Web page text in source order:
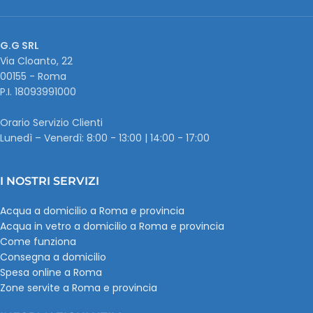
G.G SRL
Via Cloanto, 22
00155 - Roma
P.I. ‭18093991000
Orario Servizio Clienti
Lunedì – Venerdì: 8:00 - 13:00 | 14:00 - 17:00
I NOSTRI SERVIZI
Acqua a domicilio a Roma e provincia
Acqua in vetro a domicilio a Roma e provincia
Come funziona
Consegna a domicilio
Spesa online a Roma
Zone servite a Roma e provincia